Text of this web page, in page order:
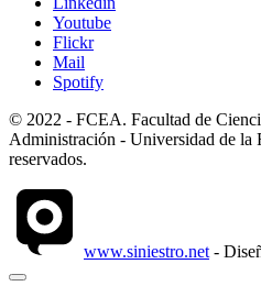
Youtube
Flickr
Mail
Spotify
© 2022 - FCEA. Facultad de
Administración - Universidad de la
reservados.
www.siniestro.net -